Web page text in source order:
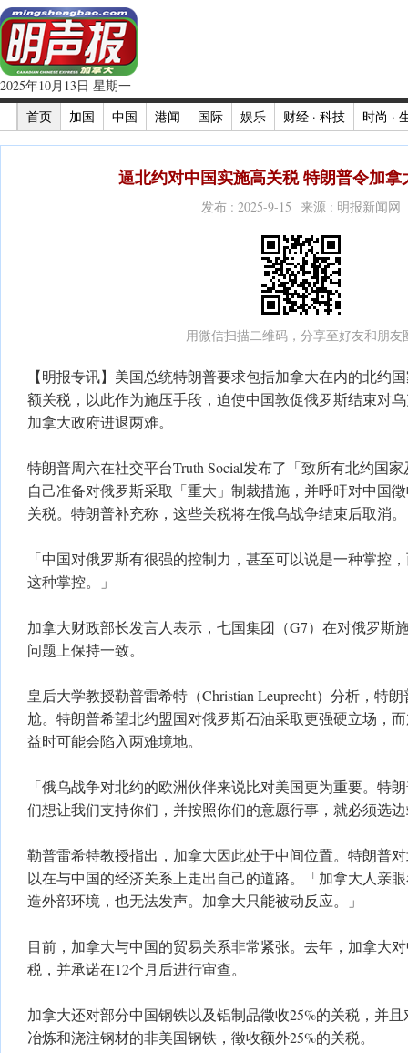
2025年10月13日 星期一
首页
加国 中国 港闻 国际 娱乐 财经 · 科技 时尚 ·
逼北约对中国实施高关税 特朗普令加拿
发布 : 2025-9-15 来源 : 明报新闻网
用微信扫描二维码，分享至好友和朋友
【明报专讯】美国总统特朗普要求包括加拿大在内的北约
额关税，以此作为施压手段，迫使中国敦促俄罗斯结束对
加拿大政府进退两难。
特朗普周六在社交平台Truth Social发布了「致所有北约国
自己准备对俄罗斯采取「重大」制裁措施，并呼吁对中国
关税。特朗普补充称，这些关税将在俄乌战争结束后取消。
「中国对俄罗斯有很强的控制力，甚至可以说是一种掌控
这种掌控。」
加拿大财政部长发言人表示，七国集团（G7）在对俄罗斯
问题上保持一致。
皇后大学教授勒普雷希特（Christian Leuprecht）分析，特
尬。特朗普希望北约盟国对俄罗斯石油采取更强硬立场，
益时可能会陷入两难境地。
「俄乌战争对北约的欧洲伙伴来说比对美国更为重要。特
们想让我们支持你们，并按照你们的意愿行事，就必须选
勒普雷希特教授指出，加拿大因此处于中间位置。特朗普
以在与中国的经济关系上走出自己的道路。「加拿大人亲
造外部环境，也无法发声。加拿大只能被动反应。」
目前，加拿大与中国的贸易关系非常紧张。去年，加拿大
税，并承诺在12个月后进行审查。
加拿大还对部分中国钢铁以及铝制品徵收25%的关税，并
冶炼和浇注钢材的非美国钢铁，徵收额外25%的关税。